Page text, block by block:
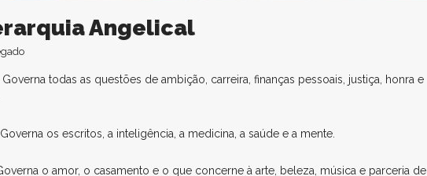
Angelical
Governa todas as questões de ambição, carreira, finanças pessoais, justiça, honra e
Governa os escritos, a inteligência, a medicina, a saúde e a mente.
o amor, o casamento e o que concerne à arte, beleza, música e parceria de